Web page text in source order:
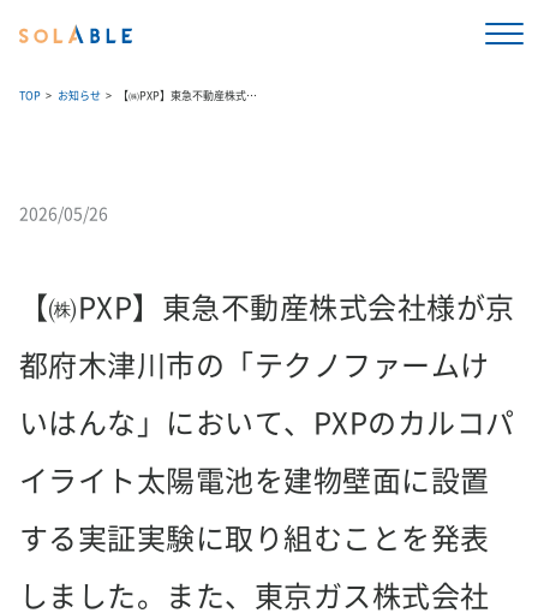
TOP お知らせ 【㈱PXP】東急不動産株式会社様が京都府木津川市の「テクノファームけいはんな」において、PXPのカルコパイライト太陽電池を建物壁面に設置する実証実験に取り組むことを発表しました。また、東京ガス株式会社様が独自の接着工法により本実証実験の施工に取り組むことを発表しました。
2026/05/26
【㈱PXP】東急不動産株式会社様が京
都府木津川市の「テクノファームけ
いはんな」において、PXPのカルコパ
イライト太陽電池を建物壁面に設置
する実証実験に取り組むことを発表
しました。また、東京ガス株式会社